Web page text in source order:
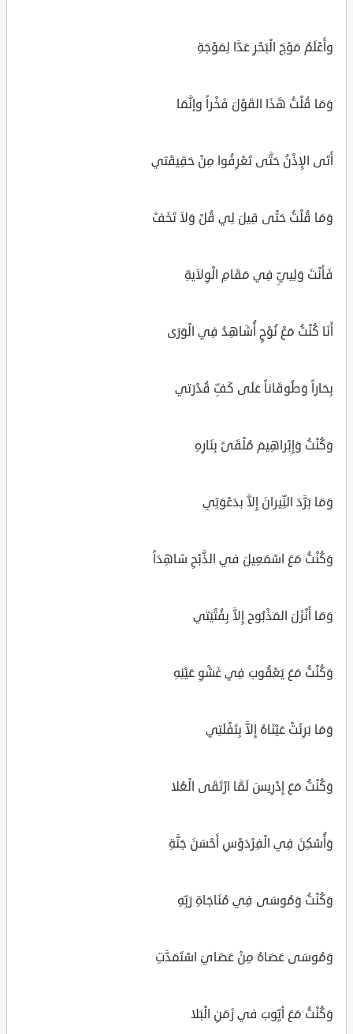
وأَعْلَمُ مَوْجَ الْبَحْرِ عَدَّا لِمَوْجَةِ
وَمَا قُلْتُ هَذَا القَوْلَ فَخْراً وإنَّمَا
أَتَى الإِذْنُ حَتَّى تَعْرِفُوا مِنْ حَقِيقَتي
وَمَا قُلْتُ حَتْى قِيلَ لِي قُلْ وَلاَ تَخَفْ
فَأَنْتَ وَلِييِّ فِي مَقَامِ الْوِلاَيةِ
أَنَا كُنْتُ مَعْ نُوْحٍ أُشَاهِدُ فِي الْوَرَى
بِحَاراً وَطُوقَاناً عَلَى كَفِّ قُدْرَتي
وَكُنْتُ وَإِبْراهِيمَ مُلْقَىً بِنَارِهِ
وَمَا بَرَّدَ النِّيرانَ إِلاَّ بدَعْوَتِي
وَكُنْتُ مَعَ اسْمَعِيلَ في الذَّبْحِ شاهِدَاً
وَمَا أَنْزَلَ المَذْبُوح إِلاَّ بِفُتْيَتي
وَكُنْتُ مَعَ يَعْقُوبَ فِي غَشْوِ عَيْنِهِ
وَمَا بَرِئَتْ عَيْنَاهُ إِلاَّ بِتَفْلَتِي
وَكُنْتُ مَعَ إِدْرِيسَ لَمَّا ارْتَقَى الْعُلا
وَأُسْكِنَ فِي الْفِرْدَوْسِ أَحْسَنَ جَنَّةِ
وَكُنْتُ وَمُوسَى فِي مُنَاجَاةِ رَبِّهِ
وَمُوسَى عَصَاهُ مِنْ عَصَايَ اسْتَمَدَّتِ
وَكُنْتُ مَعَ أيِّوبَ في زَمَنِ الْبَلا